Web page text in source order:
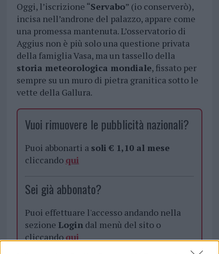
Oggi, l’iscrizione “Servabo” (io conserverò),
incisa nell’androne del palazzo, appare come
una promessa mantenuta. L’osservatorio di
Aggius non è più solo una questione privata
della famiglia Vasa, ma un tassello della
storia meteorologica mondiale, fissato per
sempre su un muro di pietra granitica sotto le
vette della Gallura.
Vuoi rimuovere le pubblicità nazionali?
Puoi abbonarti a soli € 1,10 al mese
cliccando qui
Sei già abbonato?
Puoi effettuare l'accesso andando nella
sezione Logindal menù del sito o
cliccandoqui